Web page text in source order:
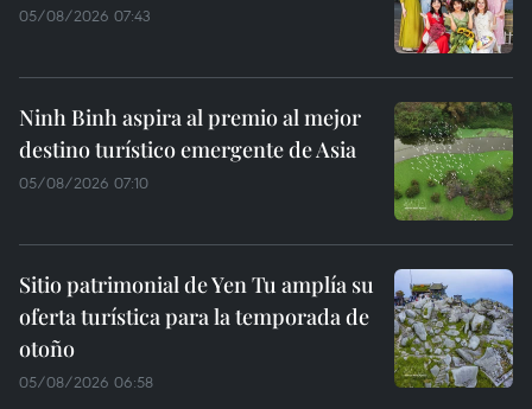
05/08/2026 07:43
Ninh Binh aspira al premio al mejor
destino turístico emergente de Asia
05/08/2026 07:10
Sitio patrimonial de Yen Tu amplía su
oferta turística para la temporada de
otoño
05/08/2026 06:58